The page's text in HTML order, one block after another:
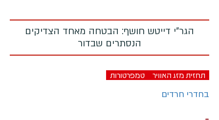
הגר"י דייטש חושף: הבטחה מאחד הצדיקים
הנסתרים שבדור
תחזית מזג האוויר טמפרטורות
בחדרי חרדים